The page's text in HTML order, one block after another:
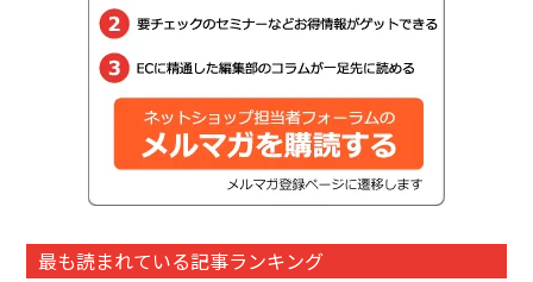
最も読まれている記事ランキング